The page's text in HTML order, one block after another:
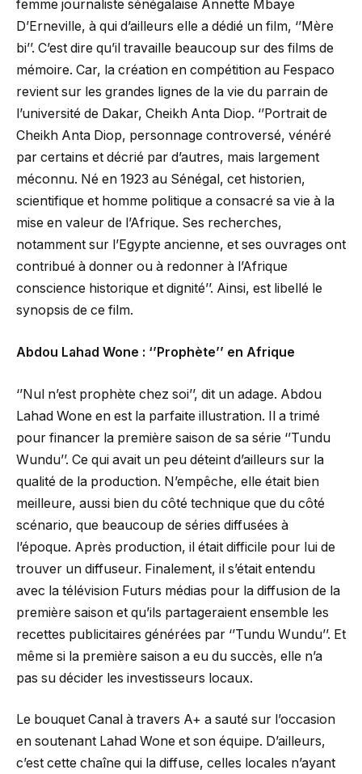
femme journaliste sénégalaise Annette Mbaye
D’Erneville, à qui d’ailleurs elle a dédié un film, ‘’Mère
bi’’. C’est dire qu’il travaille beaucoup sur des films de
mémoire. Car, la création en compétition au Fespaco
revient sur les grandes lignes de la vie du parrain de
l’université de Dakar, Cheikh Anta Diop. ‘’Portrait de
Cheikh Anta Diop, personnage controversé, vénéré
par certains et décrié par d’autres, mais largement
méconnu. Né en 1923 au Sénégal, cet historien,
scientifique et homme politique a consacré sa vie à la
mise en valeur de l’Afrique. Ses recherches,
notamment sur l’Egypte ancienne, et ses ouvrages ont
contribué à donner ou à redonner à l’Afrique
conscience historique et dignité’’. Ainsi, est libellé le
synopsis de ce film.
Abdou Lahad Wone : ‘’Prophète’’ en Afrique
‘’Nul n’est prophète chez soi’’, dit un adage. Abdou
Lahad Wone en est la parfaite illustration. Il a trimé
pour financer la première saison de sa série ‘’Tundu
Wundu’’. Ce qui avait un peu déteint d’ailleurs sur la
qualité de la production. N’empêche, elle était bien
meilleure, aussi bien du côté technique que du côté
scénario, que beaucoup de séries diffusées à
l’époque. Après production, il était difficile pour lui de
trouver un diffuseur. Finalement, il s’était entendu
avec la télévision Futurs médias pour la diffusion de la
première saison et qu’ils partageraient ensemble les
recettes publicitaires générées par ‘’Tundu Wundu’’. Et
même si la première saison a eu du succès, elle n’a
pas su décider les investisseurs locaux.
Le bouquet Canal à travers A+ a sauté sur l’occasion
en soutenant Lahad Wone et son équipe. D’ailleurs,
c’est cette chaîne qui la diffuse, celles locales n’ayant